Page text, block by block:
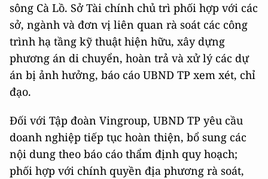
sông Cà Lồ. Sở Tài chính chủ trì phối hợp với các
sở, ngành và đơn vị liên quan rà soát các công
trình hạ tầng kỹ thuật hiện hữu, xây dựng
phương án di chuyển, hoàn trả và xử lý các dự
án bị ảnh hưởng, báo cáo UBND TP xem xét, chỉ
đạo.
Đối với Tập đoàn Vingroup, UBND TP yêu cầu
doanh nghiệp tiếp tục hoàn thiện, bổ sung các
nội dung theo báo cáo thẩm định quy hoạch;
phối hợp với chính quyền địa phương rà soát,